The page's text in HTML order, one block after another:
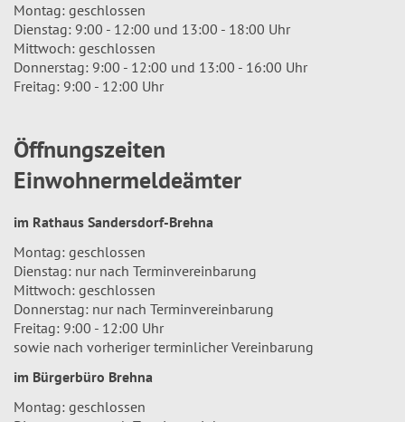
Montag: geschlossen
Dienstag: 9:00 - 12:00 und 13:00 - 18:00 Uhr
Mittwoch: geschlossen
Donnerstag: 9:00 - 12:00 und 13:00 - 16:00 Uhr
Freitag: 9:00 - 12:00 Uhr
Öffnungszeiten
Einwohnermeldeämter
im Rathaus Sandersdorf-Brehna
Montag: geschlossen
Dienstag: nur nach Terminvereinbarung
Mittwoch: geschlossen
Donnerstag: nur nach Terminvereinbarung
Freitag: 9:00 - 12:00 Uhr
sowie nach vorheriger terminlicher Vereinbarung
im Bürgerbüro Brehna
Montag: geschlossen